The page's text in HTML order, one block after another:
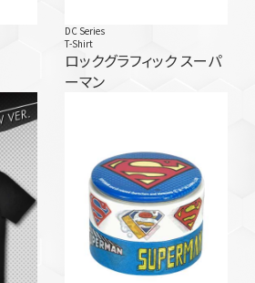
DC Series
T-Shirt
ロックグラフィック スーパ
ーマン